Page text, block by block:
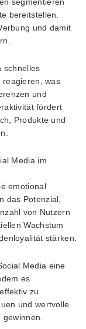
bereitstellen.
und damit
schnelles
reagieren, was
und
fördert
Produkte und
Media im
emotional
das Potenzial,
von Nutzern
Wachstum
stärken.
Media eine
es
zu
und wertvolle